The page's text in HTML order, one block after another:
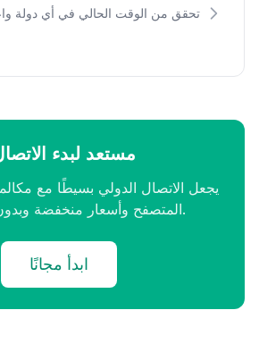
تحقق من الوقت الحالي في أي دولة
مستعد لبدء
المتصفح وأسعار منخفضة وبدون اشتراكات.
ابدأ مجانًا